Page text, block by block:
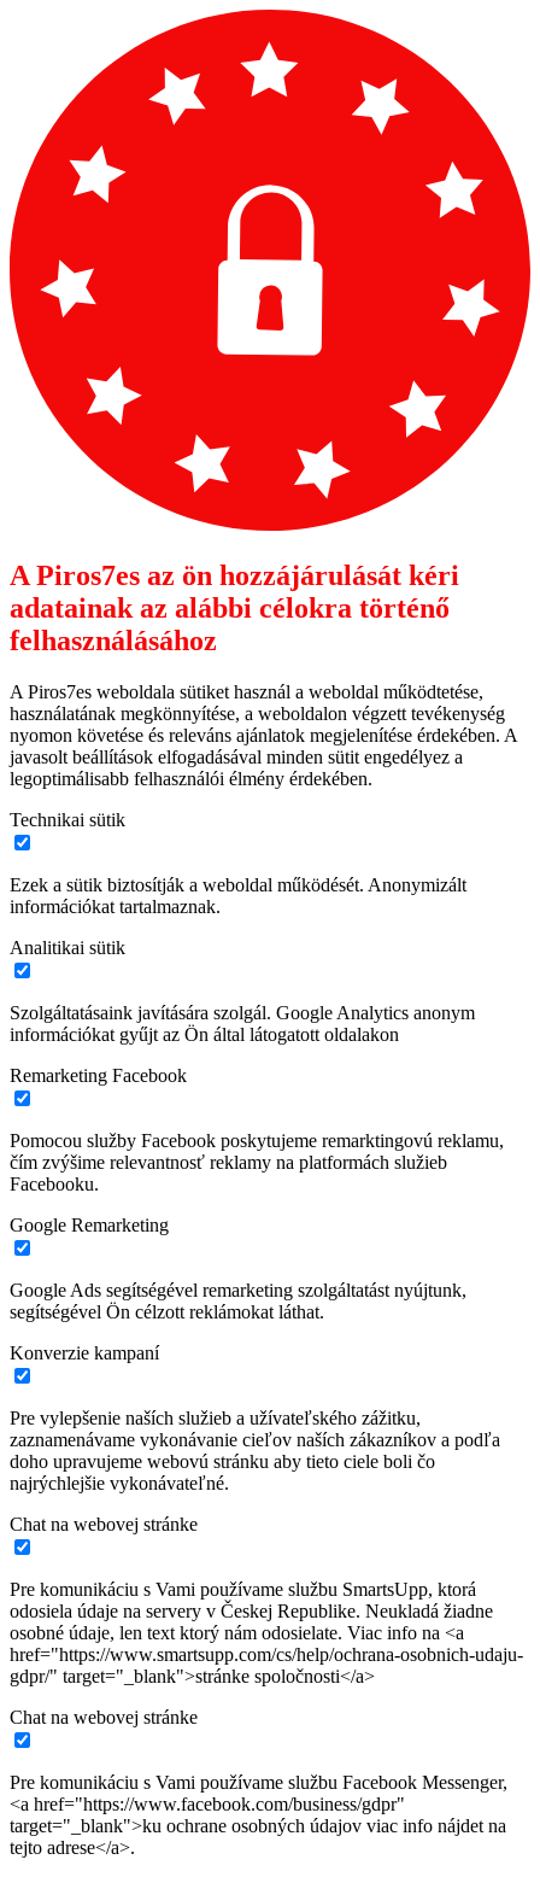
A Piros7es az ön hozzájárulását kéri
adatainak az alábbi célokra történő
felhasználásához
A Piros7es weboldala sütiket használ a weboldal működtetése,
használatának megkönnyítése, a weboldalon végzett tevékenység
nyomon követése és releváns ajánlatok megjelenítése érdekében. A
javasolt beállítások elfogadásával minden sütit engedélyez a
legoptimálisabb felhasználói élmény érdekében.
Technikai sütik
Ezek a sütik biztosítják a weboldal működését. Anonymizált
információkat tartalmaznak.
Analitikai sütik
Szolgáltatásaink javítására szolgál. Google Analytics anonym
információkat gyűjt az Ön által látogatott oldalakon
Remarketing Facebook
Pomocou služby Facebook poskytujeme remarktingovú reklamu,
čím zvýšime relevantnosť reklamy na platformách služieb
Facebooku.
Google Remarketing
Google Ads segítségével remarketing szolgáltatást nyújtunk,
segítségével Ön célzott reklámokat láthat.
Konverzie kampaní
Pre vylepšenie naších služieb a užívateľského zážitku,
zaznamenávame vykonávanie cieľov naších zákazníkov a podľa
doho upravujeme webovú stránku aby tieto ciele boli čo
najrýchlejšie vykonávateľné.
Chat na webovej stránke
Pre komunikáciu s Vami používame službu SmartsUpp, ktorá
odosiela údaje na servery v Českej Republike. Neukladá žiadne
osobné údaje, len text ktorý nám odosielate. Viac info na <a
href="https://www.smartsupp.com/cs/help/ochrana-osobnich-udaju-
gdpr/" target="_blank">stránke spoločnosti</a>
Chat na webovej stránke
Pre komunikáciu s Vami používame službu Facebook Messenger,
<a href="https://www.facebook.com/business/gdpr"
target="_blank">ku ochrane osobných údajov viac info nájdet na
tejto adrese</a>.